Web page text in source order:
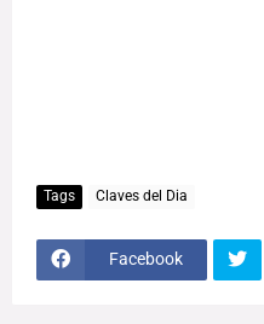
Tags Claves del Dia
Facebook